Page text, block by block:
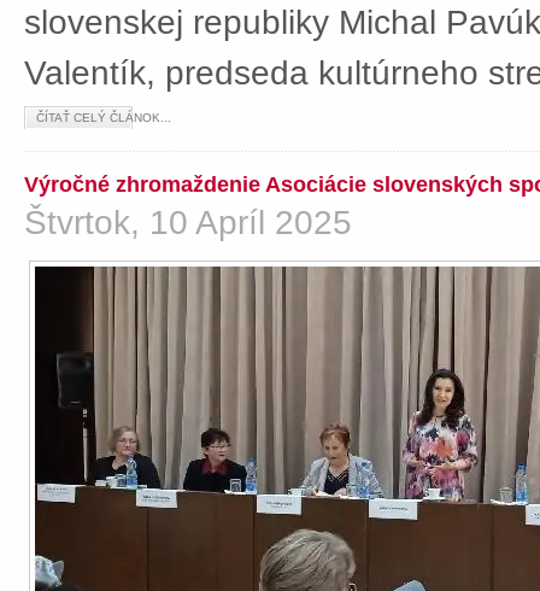
slovenskej republiky Michal
Valentík, predseda kultúrneho
ČÍTAŤ CELÝ ČLÁNOK...
Výročné zhromaždenie Asociácie slovenských
Štvrtok, 10 Apríl 2025